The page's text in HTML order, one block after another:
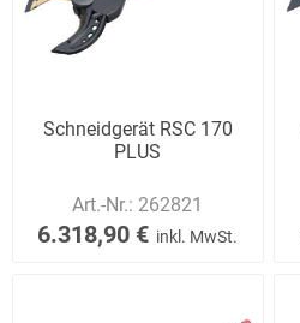
Schneidgerät RSC 170
PLUS
Art.-Nr.: 262821
6.318,90 € inkl. MwSt.